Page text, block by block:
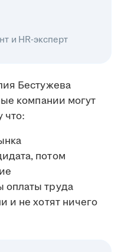
и HR-эксперт
Бестужева
компании могут
что:
потом
оплаты труда
и не хотят ничего